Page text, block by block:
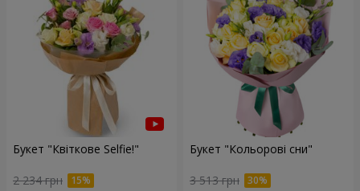
Букет "Квіткове Selfie!"
2 234 грн
Букет "Кольорові сни"
3 513 грн